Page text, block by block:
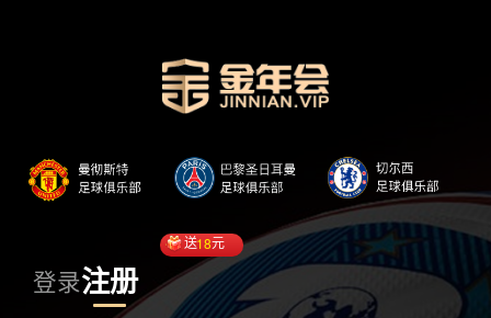
登录注册
送18元